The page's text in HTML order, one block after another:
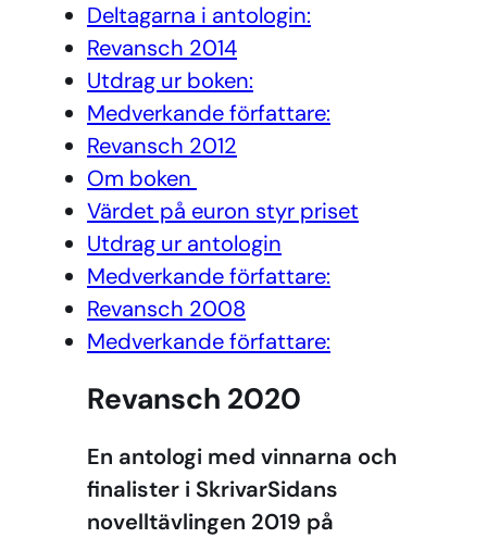
Deltagarna i antologin:
Revansch 2014
Utdrag ur boken:
Medverkande författare:
Revansch 2012
Om boken
Värdet på euron styr priset
Utdrag ur antologin
Medverkande författare:
Revansch 2008
Medverkande författare:
Revansch 2020
En antologi med vinnarna och
finalister i SkrivarSidans
novelltävlingen 2019 på